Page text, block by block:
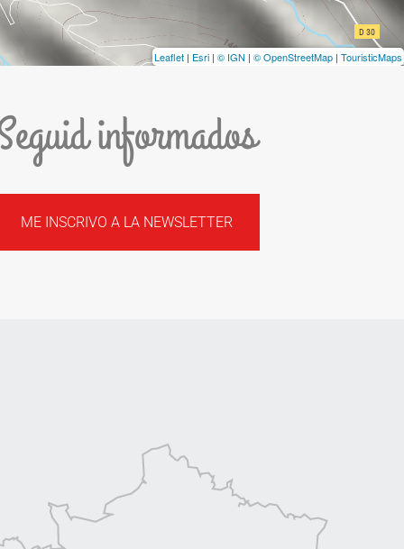
Leaflet | Esri | © IGN | © OpenStreetMap | TouristicMaps
informados
ME INSCRIVO A LA NEWSLETTER